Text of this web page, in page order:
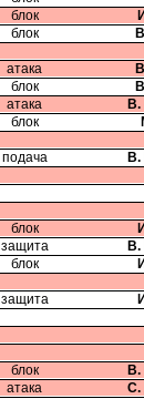
блок
блок
атака
блок
атака В.
блок
подача В.
блок
защита В.
блок
защита
блок В.
атака С.